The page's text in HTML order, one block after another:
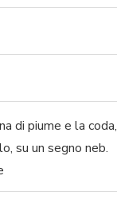
di piume e la coda,
su un segno neb.